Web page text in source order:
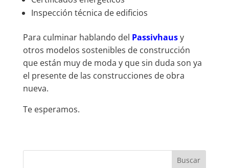
Inspección técnica de edificios
Para culminar hablando del Passivhausy
otros modelos sostenibles de construcción
que están muy de moda y que sin duda son ya
el presente de las construcciones de obra
nueva.
Te esperamos.